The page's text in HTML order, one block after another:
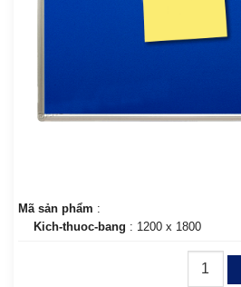
Mã sản phẩm :
Kich-thuoc-bang : 1200 x 1800